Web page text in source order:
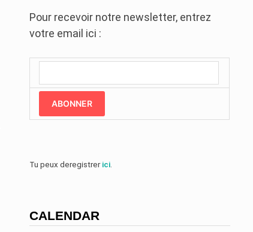
Pour recevoir notre newsletter, entrez
votre email ici :
ABONNER
Tu peux deregistrerici.
CALENDAR